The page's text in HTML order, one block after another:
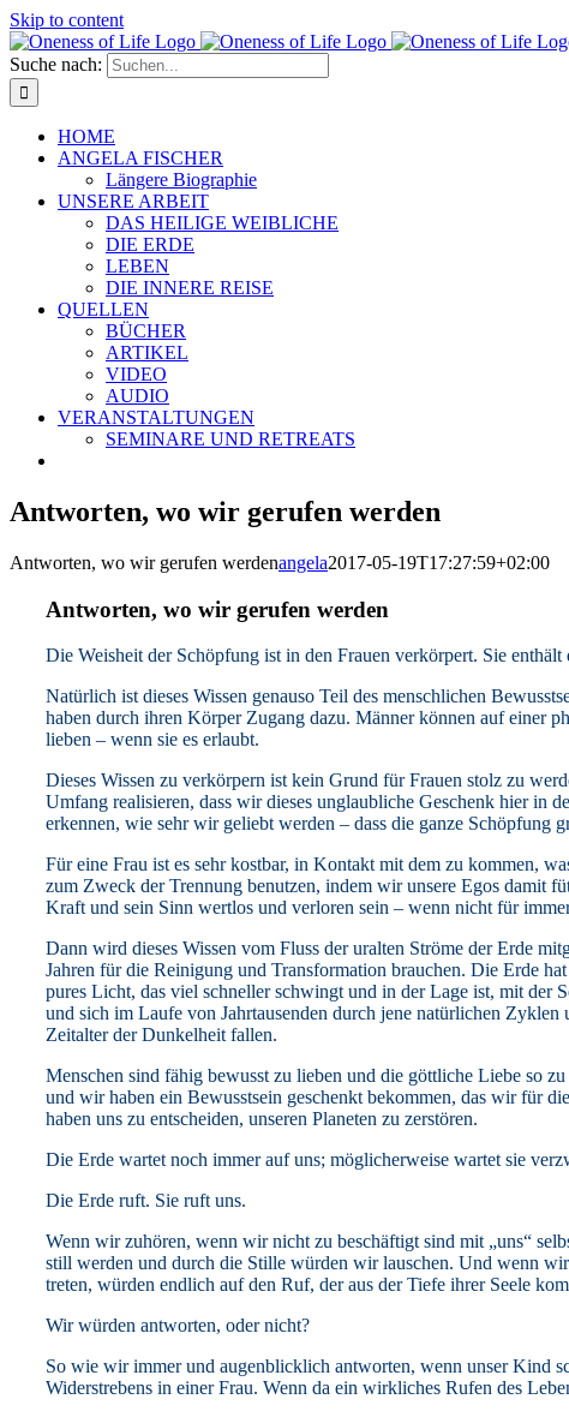
Skip to content
Suche nach:
HOME
ANGELA FISCHER
Längere Biographie
UNSERE ARBEIT
DAS HEILIGE WEIBLICHE
DIE ERDE
LEBEN
DIE INNERE REISE
QUELLEN
BÜCHER
ARTIKEL
VIDEO
AUDIO
VERANSTALTUNGEN
SEMINARE UND RETREATS
Antworten, wo wir gerufen werden
Antworten, wo wir gerufen werdenangela2017-05-19T17:27:59+02:00
Antworten, wo wir gerufen werden
Die Weisheit der Schöpfung ist in den Frauen verkörpert. Sie
Natürlich ist dieses Wissen genauso Teil des menschlichen
haben durch ihren Körper Zugang dazu. Männer können auf einer
lieben – wenn sie es erlaubt.
Dieses Wissen zu verkörpern ist kein Grund für Frauen stolz zu
Umfang realisieren, dass wir dieses unglaubliche Geschenk hier in
erkennen, wie sehr wir geliebt werden – dass die ganze Schöpfung
Für eine Frau ist es sehr kostbar, in Kontakt mit dem zu kommen,
zum Zweck der Trennung benutzen, indem wir unsere Egos damit
Kraft und sein Sinn wertlos und verloren sein – wenn nicht für
Dann wird dieses Wissen vom Fluss der uralten Ströme der Erde
Jahren für die Reinigung und Transformation brauchen. Die Erde
pures Licht, das viel schneller schwingt und in der Lage ist, mit der
und sich im Laufe von Jahrtausenden durch jene natürlichen
Zeitalter der Dunkelheit fallen.
Menschen sind fähig bewusst zu lieben und die göttliche Liebe so
und wir haben ein Bewusstsein geschenkt bekommen, das wir für
haben uns zu entscheiden, unseren Planeten zu zerstören.
Die Erde wartet noch immer auf uns; möglicherweise wartet sie
Die Erde ruft. Sie ruft uns.
Wenn wir zuhören, wenn wir nicht zu beschäftigt sind mit „uns“
still werden und durch die Stille würden wir lauschen. Und wenn
treten, würden endlich auf den Ruf, der aus der Tiefe ihrer Seele
Wir würden antworten, oder nicht?
So wie wir immer und augenblicklich antworten, wenn unser Kind
Widerstrebens in einer Frau. Wenn da ein wirkliches Rufen des